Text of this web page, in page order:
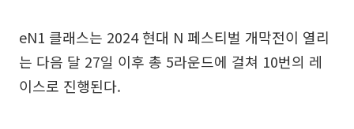
eN1 클래스는 2024 현대 N 페스티벌 개막전이 열리
는 다음 달 27일 이후 총 5라운드에 걸쳐 10번의 레
이스로 진행된다.